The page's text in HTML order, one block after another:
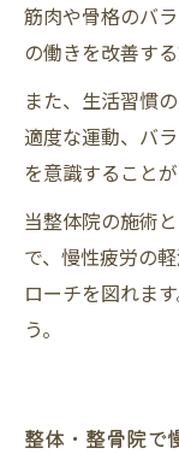
筋肉や骨格のバ
の働きを改善する
また、生活習慣
適度な運動、バ
を意識することが
当整体院の施術
で、慢性疲労の
ローチを図れま
う。
整体・整骨院で